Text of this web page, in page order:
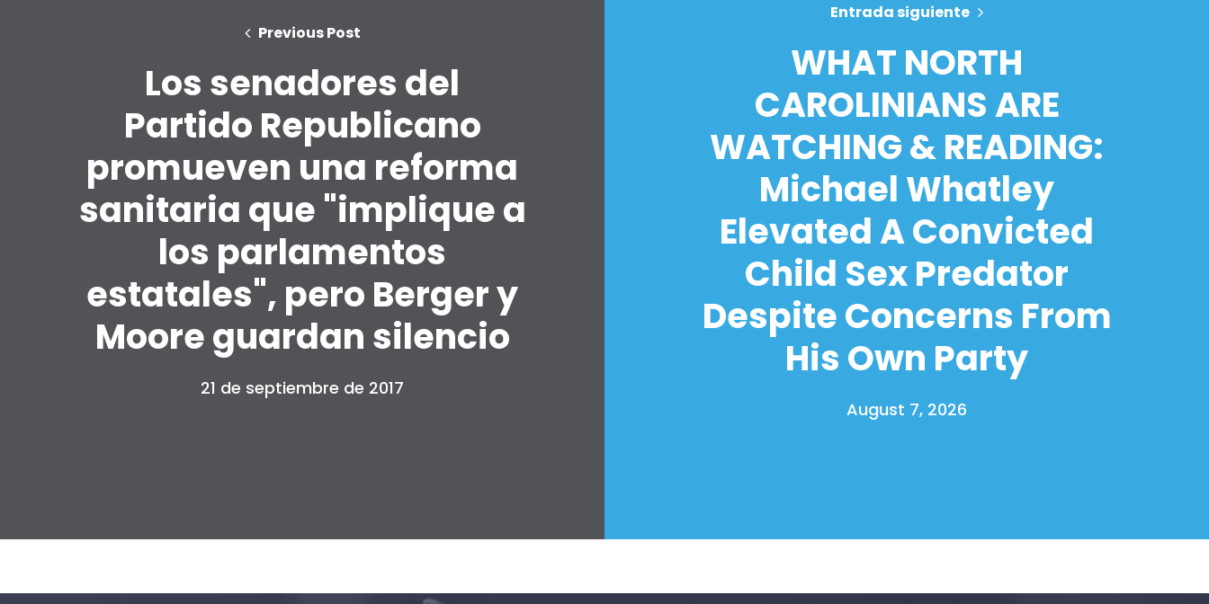
Previous Post
Los senadores del
Partido Republicano
promueven una reforma
sanitaria que "implique a
los parlamentos
estatales", pero Berger y
Moore guardan silencio
21 de septiembre de 2017
Entrada siguiente
WHAT NORTH
CAROLINIANS ARE
WATCHING & READING:
Michael Whatley
Elevated A Convicted
Child Sex Predator
Despite Concerns From
His Own Party
August 7, 2026